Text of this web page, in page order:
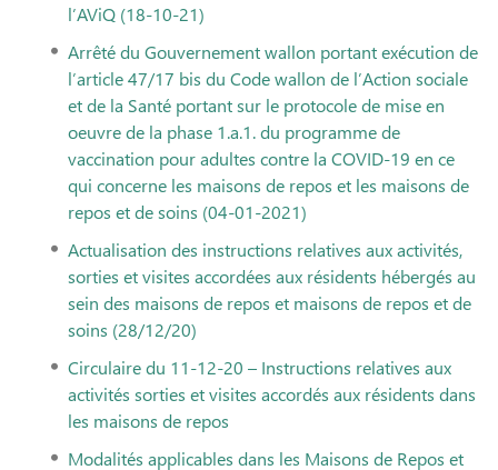
l’AViQ (18-10-21)
Arrêté du Gouvernement wallon portant exécution de
l’article 47/17 bis du Code wallon de l’Action sociale
et de la Santé portant sur le protocole de mise en
oeuvre de la phase 1.a.1. du programme de
vaccination pour adultes contre la COVID-19 en ce
qui concerne les maisons de repos et les maisons de
repos et de soins (04-01-2021)
Actualisation des instructions relatives aux activités,
sorties et visites accordées aux résidents hébergés au
sein des maisons de repos et maisons de repos et de
soins (28/12/20)
Circulaire du 11-12-20 – Instructions relatives aux
activités sorties et visites accordés aux résidents dans
les maisons de repos
Modalités applicables dans les Maisons de Repos et